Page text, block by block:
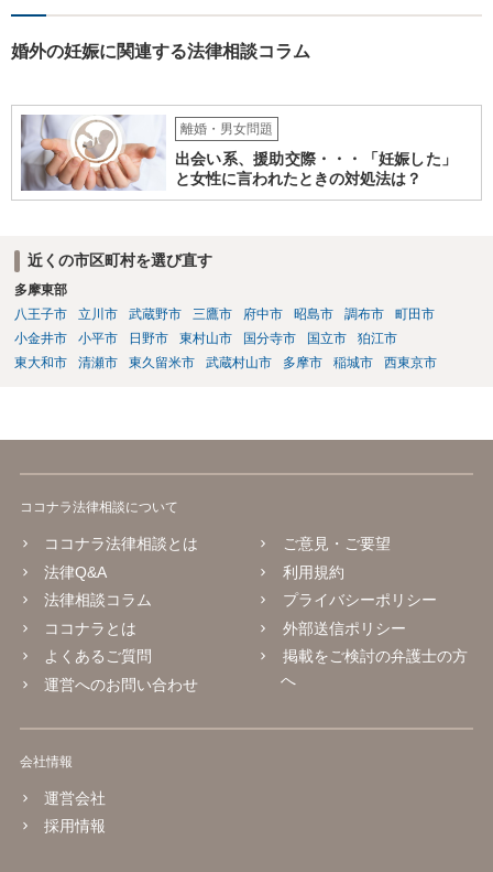
婚外の妊娠に関連する法律相談コラム
離婚・男女問題
出会い系、援助交際・・・「妊娠した」
と女性に言われたときの対処法は？
近くの市区町村を選び直す
多摩東部
八王子市
立川市 武蔵野市 三鷹市 府中市 昭島市 調布市
町田市
小金井市
小平市 日野市 東村山市 国分寺市 国立市
狛江市
東大和市
清瀬市 東久留米市 武蔵村山市 多摩市 稲城市 西東京市
ココナラ法律相談について
ココナラ法律相談とは
法律Q&A
法律相談コラム
ココナラとは
よくあるご質問
運営へのお問い合わせ
ご意見・ご要望
利用規約
プライバシーポリシー
外部送信ポリシー
掲載をご検討の弁護士の方
へ
会社情報
運営会社
採用情報